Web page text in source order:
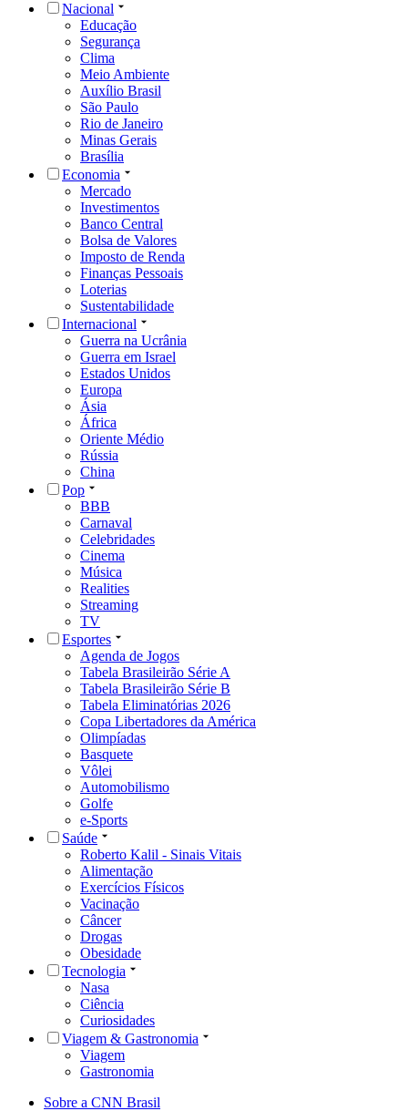
Nacional
Educação
Segurança
Clima
Meio Ambiente
Auxílio Brasil
São Paulo
Rio de Janeiro
Minas Gerais
Brasília
Economia
Mercado
Investimentos
Banco Central
Bolsa de Valores
Imposto de Renda
Finanças Pessoais
Loterias
Sustentabilidade
Internacional
Guerra na Ucrânia
Guerra em Israel
Estados Unidos
Europa
Ásia
África
Oriente Médio
Rússia
China
Pop
BBB
Carnaval
Celebridades
Cinema
Música
Realities
Streaming
TV
Esportes
Agenda de Jogos
Tabela Brasileirão Série A
Tabela Brasileirão Série B
Tabela Eliminatórias 2026
Copa Libertadores da América
Olimpíadas
Basquete
Vôlei
Automobilismo
Golfe
e-Sports
Saúde
Roberto Kalil - Sinais Vitais
Alimentação
Exercícios Físicos
Vacinação
Câncer
Drogas
Obesidade
Tecnologia
Nasa
Ciência
Curiosidades
Viagem & Gastronomia
Viagem
Gastronomia
Sobre a CNN Brasil